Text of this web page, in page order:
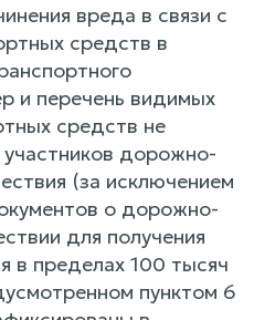
вреда в связи с
средств в
и перечень видимых
средств не
дорожно-
(за исключением
о дорожно-
для получения
в пределах 100 тысяч
пунктом 6